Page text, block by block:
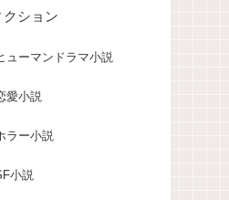
ション
ューマンドラマ小説
愛小説
ラー小説
小説